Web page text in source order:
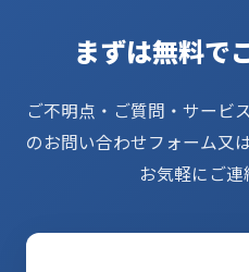
まずは無料で
ご不明点・ご質問・サービ
のお問い合わせフォーム又
お気軽にご連